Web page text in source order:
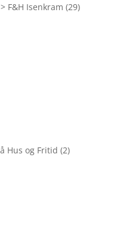
F&H Isenkram (29)
Hus og Fritid (2)